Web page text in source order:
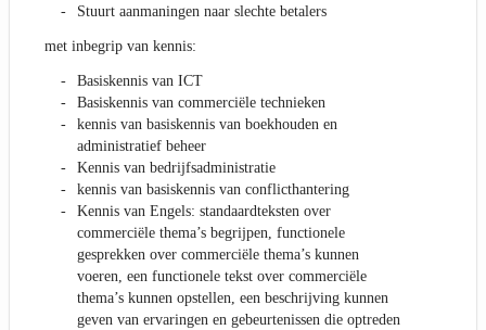
Stuurt aanmaningen naar slechte betalers
met inbegrip van kennis:
Basiskennis van ICT
Basiskennis van commerciële technieken
kennis van basiskennis van boekhouden en
administratief beheer
Kennis van bedrijfsadministratie
kennis van basiskennis van conflicthantering
Kennis van Engels: standaardteksten over
commerciële thema’s begrijpen, functionele
gesprekken over commerciële thema’s kunnen
voeren, een functionele tekst over commerciële
thema’s kunnen opstellen, een beschrijving kunnen
geven van ervaringen en gebeurtenissen die optreden